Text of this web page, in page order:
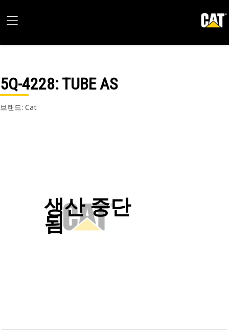
5Q-4228: TUBE AS
브랜드: Cat
생산 중단
됨